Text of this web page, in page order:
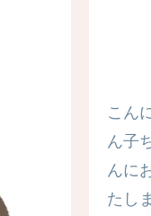
こん
ん子
んに
たし